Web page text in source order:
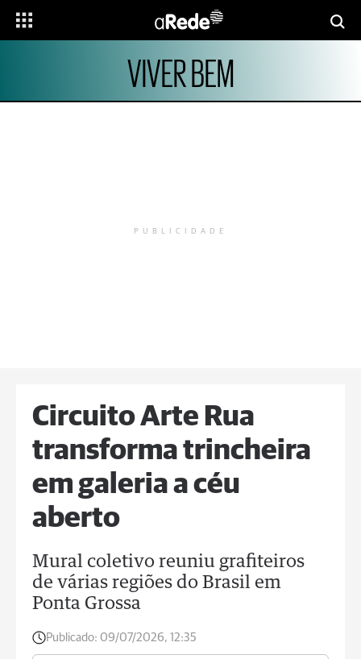
VIVER BEM
PUBLICIDADE
Circuito Arte Rua
transforma trincheira
em galeria a céu
aberto
Mural coletivo reuniu grafiteiros
de várias regiões do Brasil em
Ponta Grossa
Publicado: 09/07/2026, 12:35